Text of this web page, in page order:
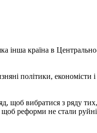
інша країна в
політики,
щоб вибратися з ряду
реформи не стали